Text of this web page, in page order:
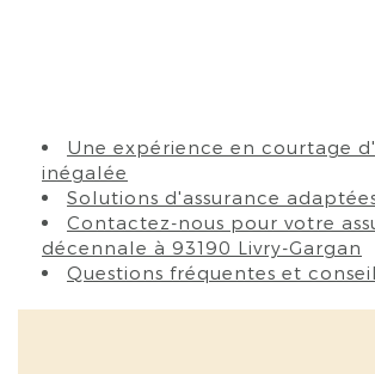
Une expérience en courtage
inégalée
Solutions d'assurance
Contactez-nous pour votre
décennale à 93190 Livry-Gargan
Questions fréquentes et